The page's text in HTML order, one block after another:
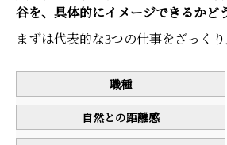
谷を、具体的にイメージできるかど
まずは代表的な3つの仕事をざっくり
職種
自然との距離感